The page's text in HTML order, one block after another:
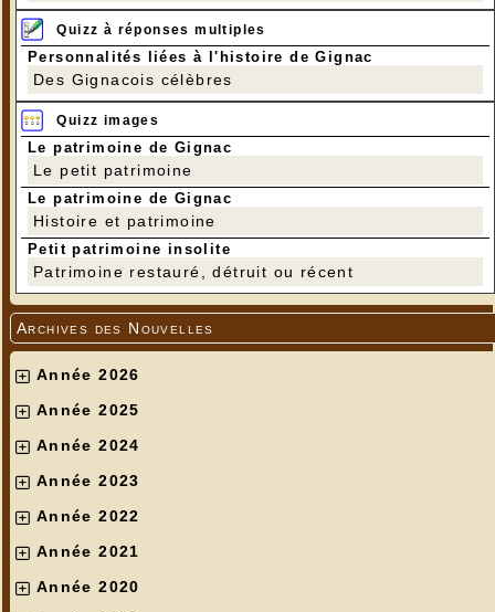
Quizz à réponses multiples
Personnalités liées à l'histoire de Gignac
Des Gignacois célèbres
Quizz images
Le patrimoine de Gignac
Le petit patrimoine
Le patrimoine de Gignac
Histoire et patrimoine
Petit patrimoine insolite
Patrimoine restauré, détruit ou récent
Archives des Nouvelles
Année 2026
Année 2025
Année 2024
Année 2023
Année 2022
Année 2021
Année 2020